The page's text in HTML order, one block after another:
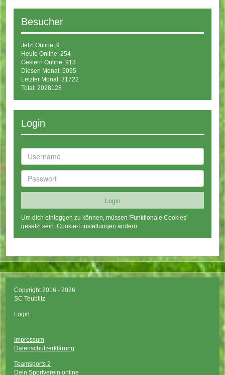
Besucher
Jetzt Online: 9
Heute Online: 254
Gestern Online: 913
Diesen Monat: 5095
Letzter Monat: 31722
Total: 2028128
Login
Um dich einloggen zu können, müssen 'Funktionale Cookies'
gesetzt sein. Cookie-Einstellungen ändern
Copyright 2016 - 2026
SC Teublitz
Login
Impressum
Datenschutzerklärung
Teamsports 2
Dein Sportverein online